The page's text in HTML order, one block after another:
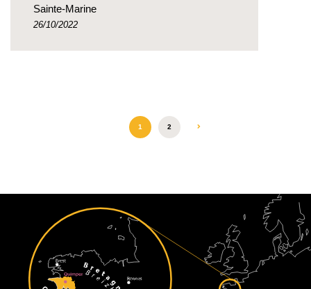
Sainte-Marine
26/10/2022
1 2